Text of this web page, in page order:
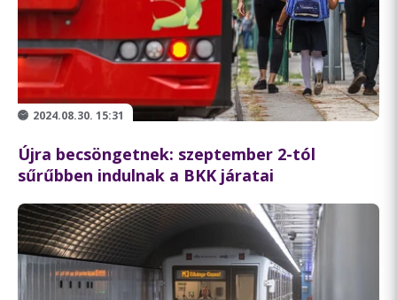
2024.08.30. 15:31
Újra becsöngetnek: szeptember 2-tól
sűrűbben indulnak a BKK járatai